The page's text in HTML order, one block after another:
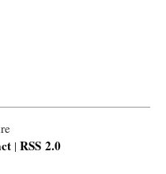
| RSS 2.0